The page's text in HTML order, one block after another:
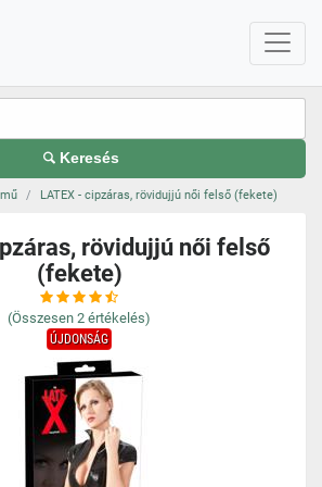
Keresés
LATEX - cipzáras, rövidujjú női felső (fekete)
rövidujjú női felső
(fekete)
(Összesen 2 értékelés)
ÚJDONSÁG